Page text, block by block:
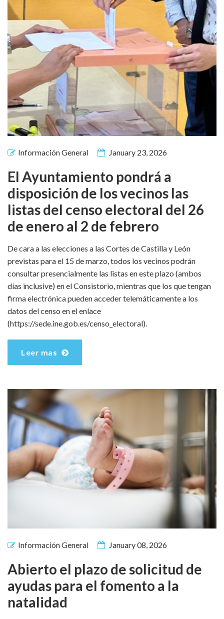
Información General January 23, 2026
El Ayuntamiento pondrá a
disposición de los vecinos las
listas del censo electoral del 26
de enero al 2 de febrero
De cara a las elecciones a las Cortes de Castilla y León
previstas para el 15 de marzo, todos los vecinos podrán
consultar presencialmente las listas en este plazo (ambos
días inclusive) en el Consistorio, mientras que los que tengan
firma electrónica pueden acceder telemáticamente a los
datos del censo en el enlace
(https://sede.ine.gob.es/censo_electoral).
Leer mas
Información General January 08, 2026
Abierto el plazo de solicitud de
ayudas para el fomento a la
natalidad